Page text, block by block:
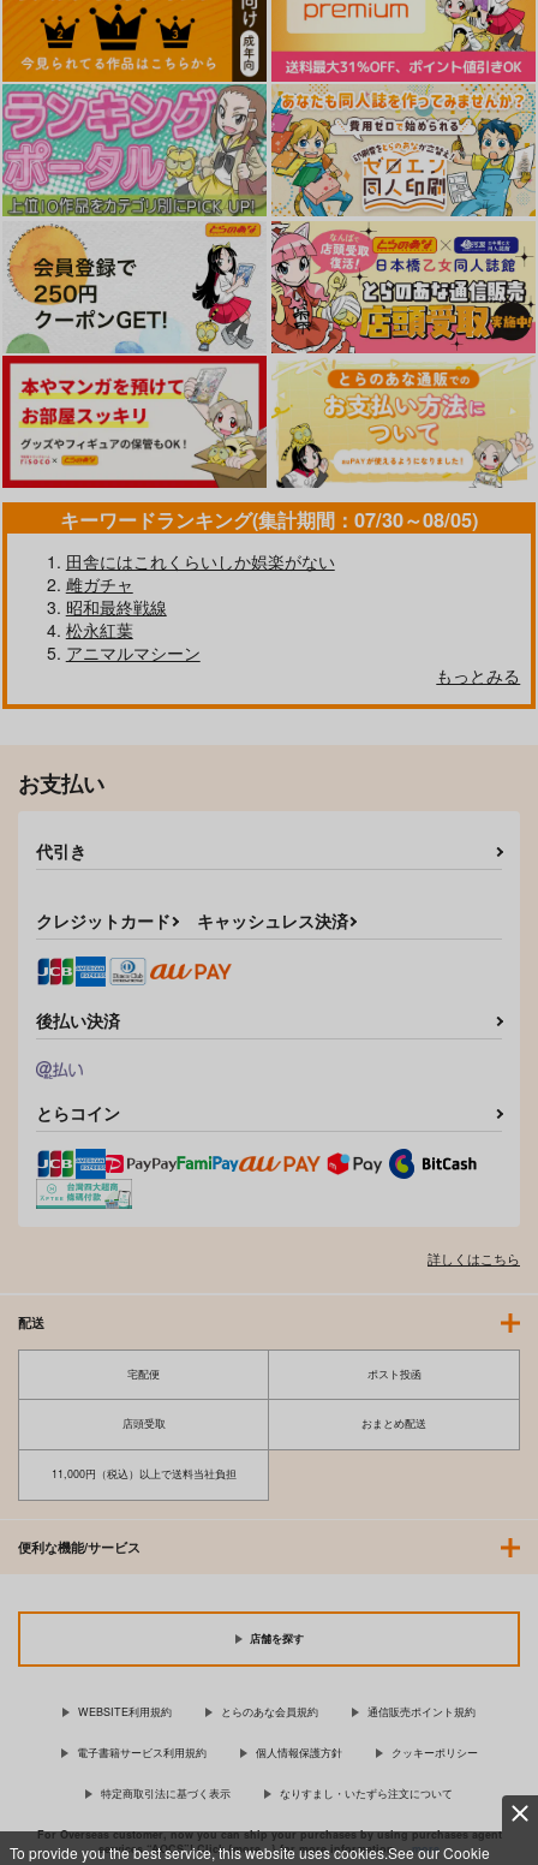
To provide you the best service, this website uses cookies.See our Cookie
キーワードランキング(集計期間：07/30～08/05)
田舎にはこれくらいしか娯楽がない
雌ガチャ
昭和最終戦線
松永紅葉
アニマルマシーン
もっとみる
お支払い
代引き
クレジットカード キャッシュレス決済
後払い決済
とらコイン
詳しくはこちら
配送
宅配便 ポスト投函
店頭受取 おまとめ配送
11,000円（税込）以上で送料当社負担
便利な機能/サービス
店舗を探す
WEBSITE利用規約 とらのあな会員規約 通信販売ポイント規約
電子書籍サービス利用規約 個人情報保護方針 クッキーポリシー
特定商取引法に基づく表示 なりすまし・いたずら注文について
For Overseas customer, now you can ship your purchases by using purchases agent
services “AOCS”! Click {more…} for more information …more